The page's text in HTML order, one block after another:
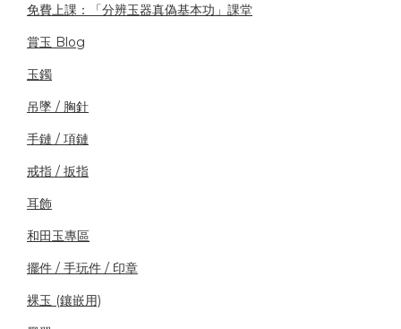
免費上課：「分辨玉器真偽基本功」課堂
賞玉 Blog
玉鐲
吊墜 / 胸針
手鏈 / 項鏈
戒指 / 扳指
耳飾
和田玉專區
擺件 / 手玩件 / 印章
裸玉 (鑲嵌用)